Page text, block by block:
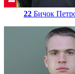
22 Бичок